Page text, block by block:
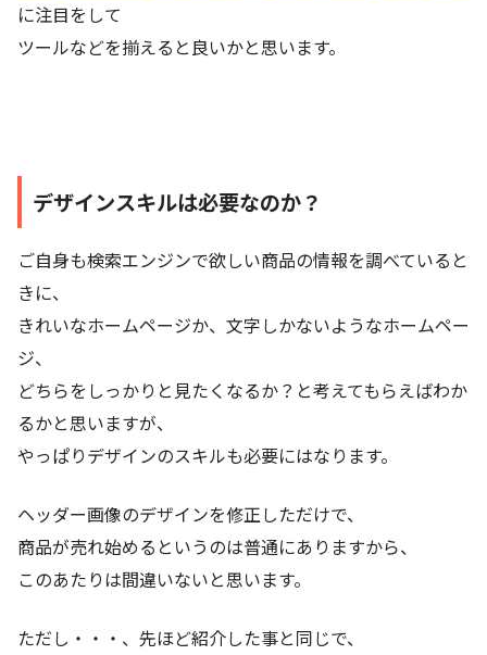
に注目をして
ツールなどを揃えると良いかと思います。
デザインスキルは必要なのか？
ご自身も検索エンジンで欲しい商品の情報を調べていると
きに、
きれいなホームページか、文字しかないようなホームペー
ジ、
どちらをしっかりと見たくなるか？と考えてもらえばわか
るかと思いますが、
やっぱりデザインのスキルも必要にはなります。
ヘッダー画像のデザインを修正しただけで、
商品が売れ始めるというのは普通にありますから、
このあたりは間違いないと思います。
ただし・・・、先ほど紹介した事と同じで、